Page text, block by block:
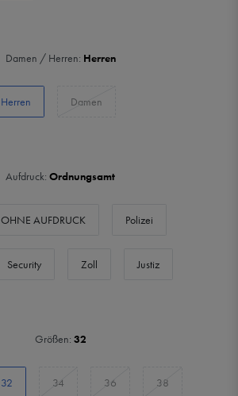
Damen / Herren: Herren
Herren Damen
Aufdruck: Ordnungsamt
OHNE AUFDRUCK Polizei
Security Zoll Justiz
Größen: 32
32 34 36 38